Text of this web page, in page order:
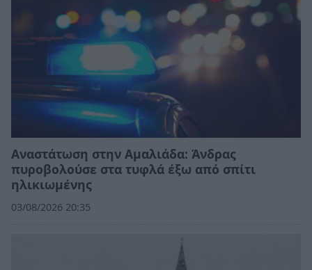
Αναστάτωση στην Αμαλιάδα: Άνδρας
πυροβολούσε στα τυφλά έξω από σπίτι
ηλικιωμένης
03/08/2026 20:35